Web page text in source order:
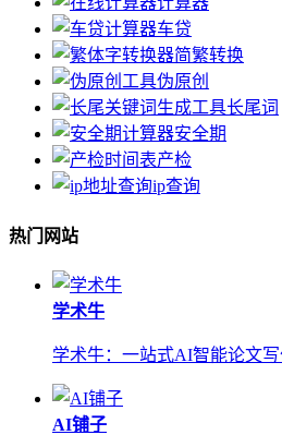
车贷
简繁转换
伪原创
长尾词
安全期
产检
ip查询
热门网站
学术牛
学术牛：一站式AI智能论文
AI铺子